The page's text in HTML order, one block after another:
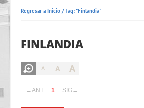
Regresar a Inicio /Tag: "Finlandia"
FINLANDIA
A A A
←ANT 1 SIG→